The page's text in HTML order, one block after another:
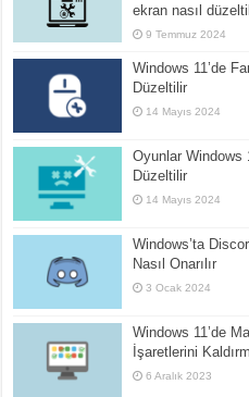
ekran nasıl
9 Temmuz 2024
Windows 11’de
Düzeltilir
14 Mayıs 2024
Oyunlar Windows
Düzeltilir
14 Mayıs 2024
Windows’ta
Nasıl Onarılır
3 Ocak 2024
Windows 11’de
İşaretlerini
6 Aralık 2023